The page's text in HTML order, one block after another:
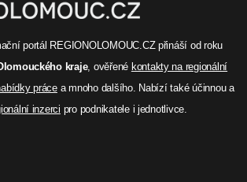
portál REGIONOLOMOUC.CZ přináší od roku
kraje, ověřené kontakty na regionální
prácea mnoho dalšího. Nabízí také účinnou a
inzerci pro podnikatele i jednotlivce.